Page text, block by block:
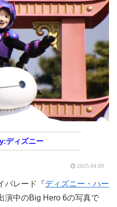
ディズニー
2025.04.09
パレード『ディズニー・ハー
演中のBig Hero 6の写真で